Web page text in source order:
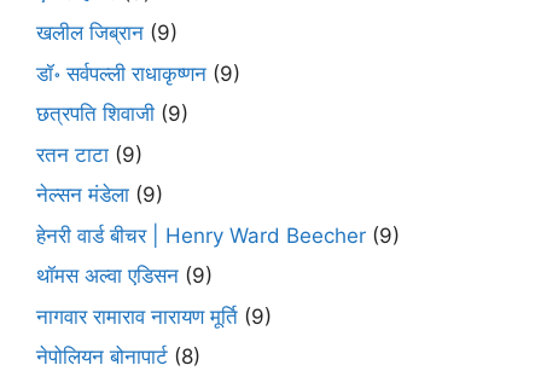
खलील जिब्रान (9)
डॉ॰ सर्वपल्ली राधाकृष्णन (9)
छत्रपति शिवाजी (9)
रतन टाटा (9)
नेल्सन मंडेला (9)
हेनरी वार्ड बीचर | Henry Ward Beecher (9)
थॉमस अल्वा एडिसन (9)
नागवार रामाराव नारायण मूर्ति (9)
नेपोलियन बोनापार्ट (8)